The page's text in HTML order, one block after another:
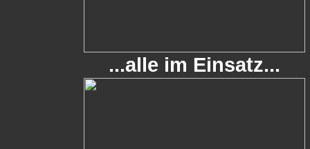
...alle im Einsatz...